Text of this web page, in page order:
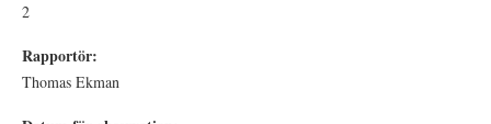
2
Rapportör:
Thomas Ekman